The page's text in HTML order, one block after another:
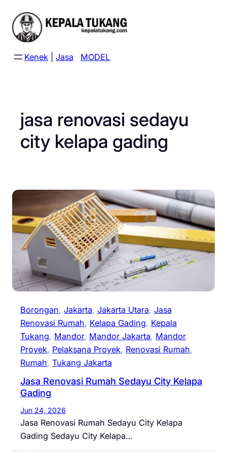
content
Kenek Jasa MODEL
jasa renovasi sedayu
city kelapa gading
Borongan, Jakarta, Jakarta Utara, Jasa
Renovasi Rumah, Kelapa Gading, Kepala
Tukang, Mandor, Mandor Jakarta, Mandor
Proyek, Pelaksana Proyek, Renovasi Rumah
Rumah, Tukang Jakarta
Jasa Renovasi Rumah Sedayu City Kelapa
Gading
Jun 24, 2026
Jasa Renovasi Rumah Sedayu City Kelapa
Gading Sedayu City Kelapa…